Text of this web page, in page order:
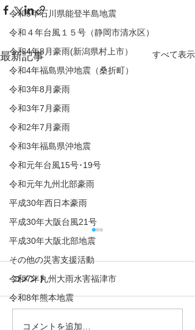
令和5年石川県能登半島地震
令和４年台風１５号（静岡市清水区）
令和4年8月豪雨(新潟県村上市）
令和4年福島県沖地震（桑折町）
令和3年8月豪雨
令和3年7月豪雨
令和2年7月豪雨
令和3年福島県沖地震
令和元年台風15号･19号
令和元年九州北部豪雨
平成30年西日本豪雨
平成30年大阪台風21号
平成30年大阪北部地震
その他の災害支援活動
令和7年九州大雨水害福津市
令和8年熊本地震
最新記事 すべて表示
コメント
コメントを追加…